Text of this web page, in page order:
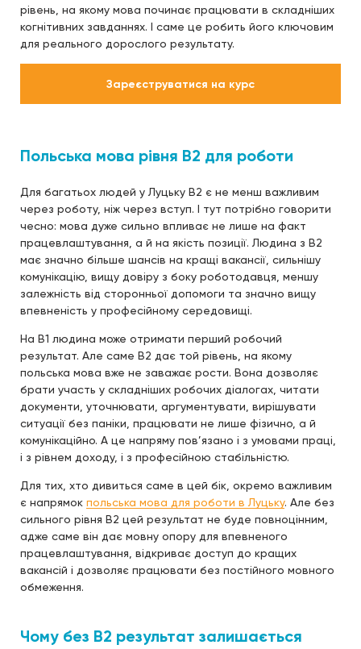
рівень, на якому мова починає працювати в складніших
когнітивних завданнях. І саме це робить його ключовим
для реального дорослого результату.
Зареєструватися на курс
Польська мова рівня B2 для роботи
Для багатьох людей у Луцьку B2 є не менш важливим
через роботу, ніж через вступ. І тут потрібно говорити
чесно: мова дуже сильно впливає не лише на факт
працевлаштування, а й на якість позиції. Людина з B2
має значно більше шансів на кращі вакансії, сильнішу
комунікацію, вищу довіру з боку роботодавця, меншу
залежність від сторонньої допомоги та значно вищу
впевненість у професійному середовищі.
На B1 людина може отримати перший робочий
результат. Але саме B2 дає той рівень, на якому
польська мова вже не заважає рости. Вона дозволяє
брати участь у складніших робочих діалогах, читати
документи, уточнювати, аргументувати, вирішувати
ситуації без паніки, працювати не лише фізично, а й
комунікаційно. А це напряму пов’язано і з умовами праці,
і з рівнем доходу, і з професійною стабільністю.
Для тих, хто дивиться саме в цей бік, окремо важливим
є напрямок польська мова для роботи в Луцьку. Але без
сильного рівня B2 цей результат не буде повноцінним,
адже саме він дає мовну опору для впевненого
працевлаштування, відкриває доступ до кращих
вакансій і дозволяє працювати без постійного мовного
обмеження.
Чому без B2 результат залишається